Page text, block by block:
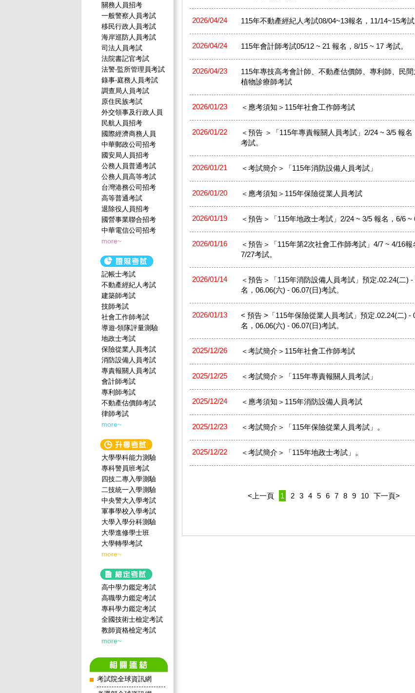
關務人員招考
一般警察人員考試
移民行政人員考試
海岸巡防人員考試
司法人員考試
法院書記官考試
法警‧監所管理員考試
錄事‧庭務人員考試
調查局人員考試
原住民族考試
外交領事及行政人員
民航人員招考
國際經濟商務人員
中華郵政公司招考
國安局人員招考
公務人員普通考試
公務人員高等考試
台灣港務公司招考
高等普通考試
退除役人員招考
國營事業聯合招考
中華電信公司招考
more~
記帳士考試
不動產經紀人考試
建築師考試
技師考試
社會工作師‍考試
導遊‧領隊評量測驗
地政士考試
保險從業人員考試
消防設備人員考試
專責報關人員考試
會計師考試
專利師考試
不動產估價師考試
律師考試
more~
大學學科能力測驗
專科警員班考試
四技二專入學測驗
二技統一入學測驗
中央警大入學考試
軍事學校入學考試
大學入學分科測驗
大學進修學士班
大學轉學考試
more~
高中學力鑑定考試
高職學力鑑定考試
專科學力鑑定考試
全國技術士檢定考試
教師資格檢定考試
more~
考試院全球資訊網
2026/04/24 115年不動產經紀人考試08/04~13報名，11/14~15考試
2026/04/24 115年會計師考試05/12 ~ 21 報名，8/15 ~ 17 考試。
2026/04/23
115年專技高考會計師、不動產估價師、專利師、民間
植物診療師考試
2026/01/23 ＜應考須知＞115年社會工作師考試
2026/01/22
＜預告 ＞「115年專責報關人員考試」2/24 ~ 3/5 報名
考試。
2026/01/21 ＜考試簡介＞「115年消防設備人員考試」
2026/01/20 ＜應考須知＞115年保險從業人員考試
2026/01/19 ＜預告＞「115年地政士考試」2/24 ~ 3/5 報名，6/6 ~
2026/01/16
＜預告＞「115年第2次社會工作師考試」4/7 ~ 4/16報
7/27考試。
2026/01/14
＜預告＞「115年消防設備人員考試」預定.02.24(二) -
名，06.06(六) - 06.07(日)考試。
2026/01/13
< 預告 >「115年保險從業人員考試」預定.02.24(二) -
名，06.06(六) - 06.07(日)考試。
2025/12/26 ＜考試簡介＞115年社會工作師考試
2025/12/25 ＜考試簡介＞「115年專責報關人員考試」
2025/12/24 ＜應考須知＞115年消防設備人員考試
2025/12/23 ＜考試簡介＞「115年保險從業人員考試」。
2025/12/22 ＜考試簡介＞「115年地政士考試」。
<上一頁 1 2 3 4 5 6 7 8 9 10 下一頁>